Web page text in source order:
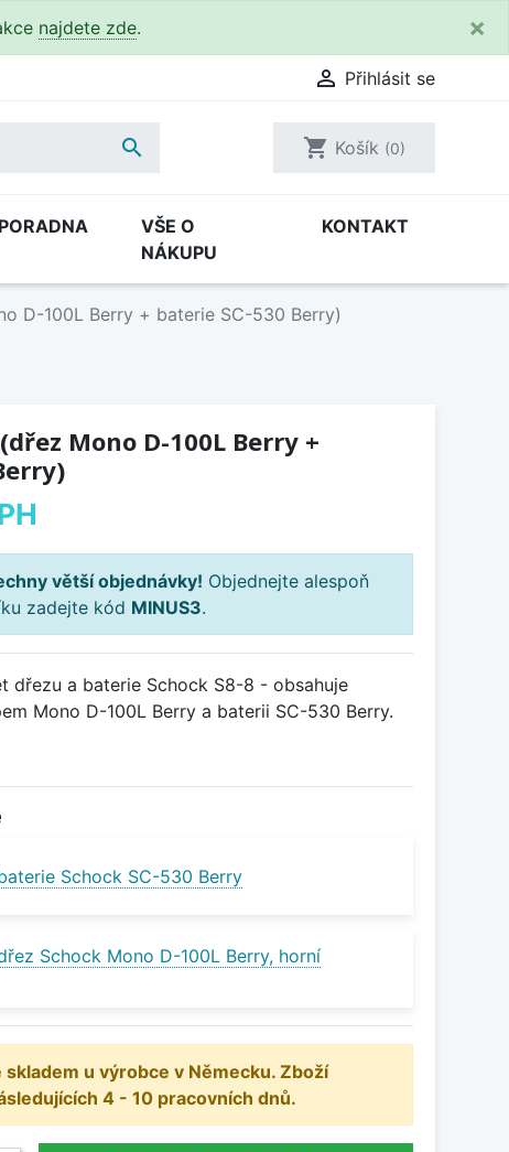
najdete zde. ×
 Přihlásit se
 shopping_cart Košík (0)
PORADNA
VŠE O
NÁKUPU
KONTAKT
D-100L Berry + baterie SC-530 Berry)
Mono D-100L Berry +
větší objednávky! Objednejte alespoň
zadejte kód MINUS3.
dřezu a baterie Schock S8-8 - obsahuje
Mono D-100L Berry a baterii SC-530 Berry.
Schock SC-530 Berry
Schock Mono D-100L Berry, horní
u výrobce v Německu. Zboží
4 - 10 pracovních dnů.